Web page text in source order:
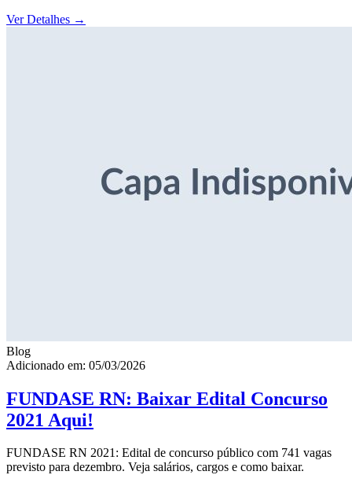
Ver Detalhes →
Blog
Adicionado em: 05/03/2026
FUNDASE RN: Baixar Edital Concurso
2021 Aqui!
FUNDASE RN 2021: Edital de concurso público com 741 vagas
previsto para dezembro. Veja salários, cargos e como baixar.